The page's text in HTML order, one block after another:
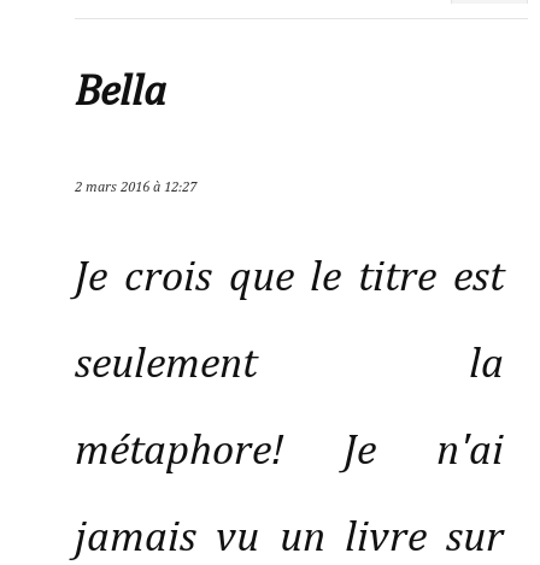
Bella
2 mars 2016 à 12:27
Je crois que le titre est
seulement la
métaphore! Je n'ai
jamais vu un livre sur